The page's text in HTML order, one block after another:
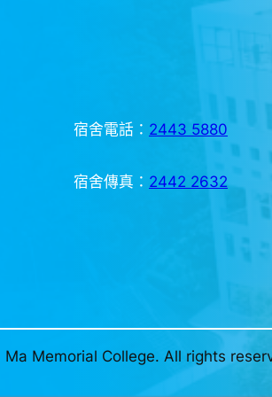
宿舍電話： 2443 5880
宿舍傳真： 2442 2632
Memorial College. All rights